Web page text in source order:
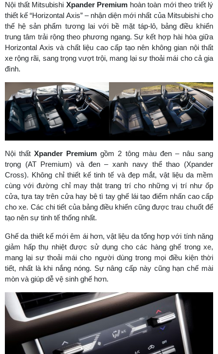
Nội thất Mitsubishi Xpander Premium hoàn toàn mới theo triết lý
thiết kế “Horizontal Axis” – nhận diện mới nhất của Mitsubishi cho
thế hệ sản phẩm tương lai với bề mặt táp-lô, bảng điều khiển
trung tâm trải rộng theo phương ngang. Sự kết hợp hài hòa giữa
Horizontal Axis và chất liệu cao cấp tạo nên không gian nội thất
xe rộng rãi, sang trọng vượt trội, mang lại sự thoải mái cho cả gia
đình.
Nội thấtXpander Premium gồm 2 tông màu đen – nâu sang
trọng (AT Premium) và đen – xanh navy thể thao (Xpander
Cross). Không chỉ thiết kế tinh tế và đẹp mắt, vật liệu da mềm
cùng với đường chỉ may thật trang trí cho những vị trí như ốp
cửa, tựa tay trên cửa hay bệ tì tay ghế lái tạo điểm nhấn cao cấp
cho xe. Các chi tiết của bảng điều khiển cũng được trau chuốt để
tạo nên sự tinh tế thống nhất.
Ghế da thiết kế mới êm ái hơn, vật liệu da tổng hợp với tính năng
giảm hấp thụ nhiệt được sử dụng cho các hàng ghế trong xe,
mang lại sự thoải mái cho người dùng trong mọi điều kiện thời
tiết, nhất là khi nắng nóng. Sự nâng cấp này cũng hạn chế mài
mòn và giúp dễ vệ sinh ghế hơn.